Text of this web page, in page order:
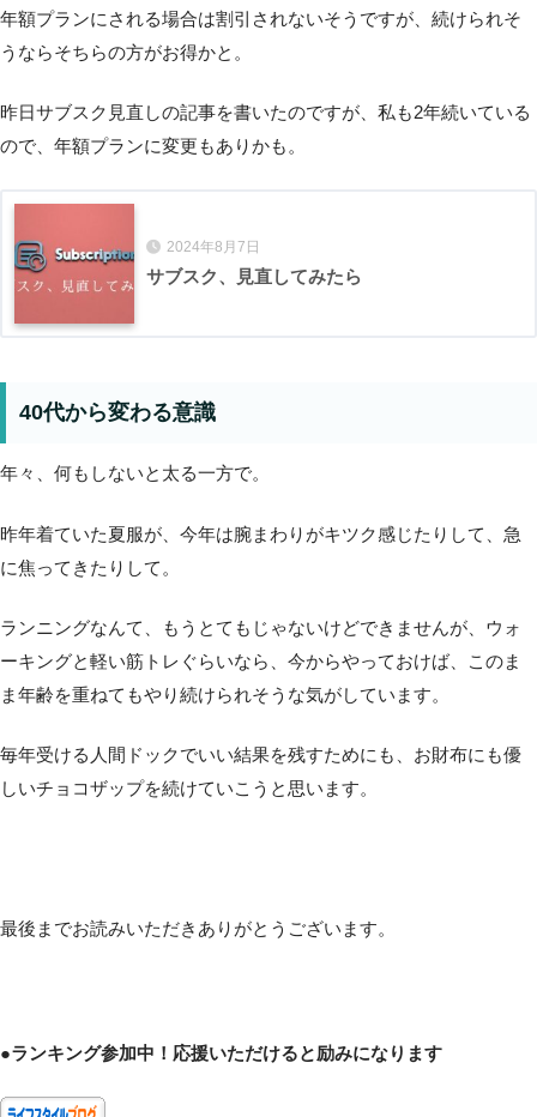
年額プランにされる場合は割引されないそうですが、続けられそ
うならそちらの方がお得かと。
昨日サブスク見直しの記事を書いたのですが、私も2年続いている
ので、年額プランに変更もありかも。
2024年8月7日
サブスク、見直してみたら
40代から変わる意識
年々、何もしないと太る一方で。
昨年着ていた夏服が、今年は腕まわりがキツク感じたりして、急
に焦ってきたりして。
ランニングなんて、もうとてもじゃないけどできませんが、ウォ
ーキングと軽い筋トレぐらいなら、今からやっておけば、このま
ま年齢を重ねてもやり続けられそうな気がしています。
毎年受ける人間ドックでいい結果を残すためにも、お財布にも優
しいチョコザップを続けていこうと思います。
最後までお読みいただきありがとうございます。
●ランキング参加中！応援いただけると励みになります